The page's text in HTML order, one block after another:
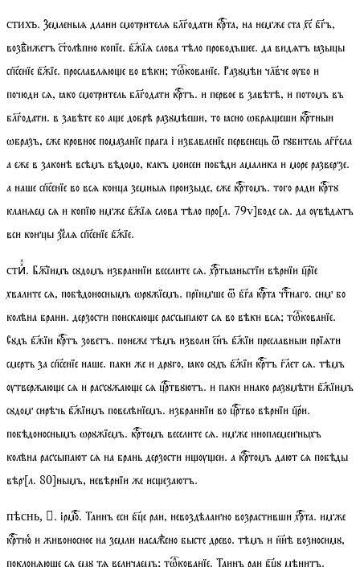
стихъ. Земленыѧ длани смотрителѧ блгодати крта, на немже ста хс бгъ,
возвⷣижетъ столѣпно копїе. бжїѧ слова тѣло прободъшее. да видѧтъ ꙗзыцы
спсенїе бжїе. прославлѧюе во вѣки;тѡкованїе. Разꙋмѣи члвче ѹбо и
почюди сѧ, ꙗко смотритель блгодати кртъ. и первое в завѣтѣ, и потомъ въ
блгодати. в завѣте бо ае добрѣ разꙋмѣеши, то ꙗсно ѡбрѧеши кртныи
ѡбразъ, еже кровное помазанїе прага і избавленїе первенець ѿ гꙋбитель аггела
а еже в законѣ всѣмъ вѣдомо, какъ моисеи побѣди амалика и море разверзе.
а наше спсенїе во всѧ конца земныѧ произыде, еже кртомъ. того ради кртꙋ
кланѧем сѧ и копїю имже бжїѧ слова тѣло про[л.79v]боде сѧ. да ѹвѣдѧтъ
вси концы зеⷨлѧ спсенїе бжїе.
стиⷯⷯ. Бж҃їимъ сꙋдомъ избраннїи веселите сѧ. хртьꙗньстїи вѣрнїи црїе
хвалите сѧ, побѣдоноснымъ ѡрꙋжїемъ. прїимше ѿ бга крта чтнаго. сим бо
колѣна брани. дерзости поискаюе рассыпают сѧ во вѣки всѧ;тѡкованїе.
Сꙋдъ бжїи кртъ зоветъ. понеже тѣмъ изволи снъ бжїи преславныи прїѧти
смерть за спсенїе наше. паки же и дрꙋго, ꙗко сꙋдъ бжїи кртъ глет сѧ. тѣмъ
ѹтвержаюе сѧ и рассꙋжаюе сѧ цртвꙋютъ. и паки инако разꙋмѣти бжїимъ
сꙋдом сирѣчь бжїимъ повелѣнїемъ. избраннїи во цртво вѣрнїи цри.
побѣдоноснымъ ѡрꙋжїемъ. кртомъ веселите сѧ. имже иноплеменныхъ
колѣна рассыпают сѧ на брань дерзости иѹеи. а кртомъ дают сѧ побѣды
вѣр[л. 80]нымъ, невѣрнїи же исезаютъ.
пѣснь, . ірмо. Таинъ еси бце раи, невоздѣланно возрастивши хрта. имже
кртноⷷ и живоносное на земли насажⷣено бысте древо. тѣмъ и ннѣ возносимꙋ,